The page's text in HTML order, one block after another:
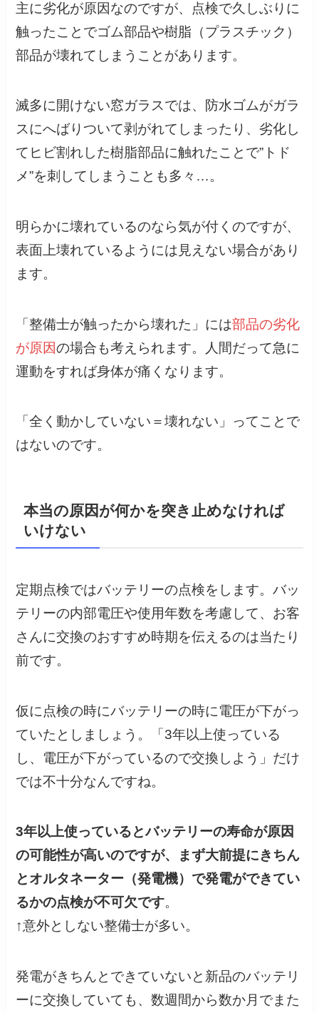
主に劣化が原因なのですが、点検で久しぶりに
触ったことでゴム部品や樹脂（プラスチック）
部品が壊れてしまうことがあります。
滅多に開けない窓ガラスでは、防水ゴムがガラ
スにへばりついて剥がれてしまったり、劣化し
てヒビ割れした樹脂部品に触れたことで”トド
メ”を刺してしまうことも多々…。
明らかに壊れているのなら気が付くのですが、
表面上壊れているようには見えない場合があり
ます。
「整備士が触ったから壊れた」には部品の劣化
が原因の場合も考えられます。人間だって急に
運動をすれば身体が痛くなります。
「全く動かしていない＝壊れない」ってことで
はないのです。
本当の原因が何かを突き止めなければ
いけない
定期点検ではバッテリーの点検をします。バッ
テリーの内部電圧や使用年数を考慮して、お客
さんに交換のおすすめ時期を伝えるのは当たり
前です。
仮に点検の時にバッテリーの時に電圧が下がっ
ていたとしましょう。「3年以上使っている
し、電圧が下がっているので交換しよう」だけ
では不十分なんですね。
3年以上使っているとバッテリーの寿命が原因
の可能性が高いのですが、まず大前提にきちん
とオルタネーター（発電機）で発電ができてい
るかの点検が不可欠です。
↑意外としない整備士が多い。
発電がきちんとできていないと新品のバッテリ
ーに交換していても、数週間から数か月でまた